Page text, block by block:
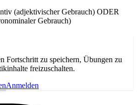
(adjektivischer Gebrauch) ODER
Gebrauch)
Fortschritt zu speichern, Übungen zu
freizuschalten.
Anmelden